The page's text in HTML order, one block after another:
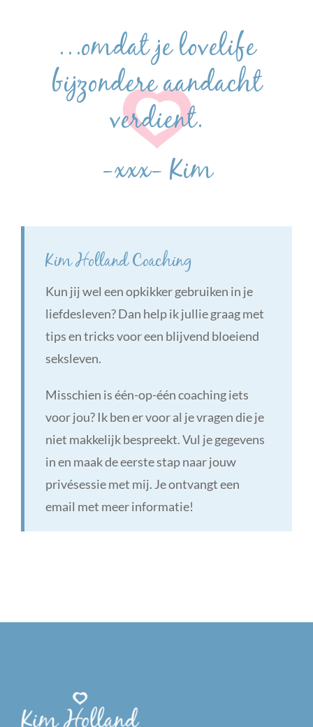
…omdat je lovelife
bijzondere aandacht
verdient.
-xxx- Kim
Kim Holland Coaching
Kun jij wel een opkikker gebruiken in je
liefdesleven? Dan help ik jullie graag met
tips en tricks voor een blijvend bloeiend
seksleven.
Misschien is één-op-één coaching iets
voor jou? Ik ben er voor al je vragen die je
niet makkelijk bespreekt. Vul je gegevens
in en maak de eerste stap naar jouw
privésessie met mij. Je ontvangt een
email met meer informatie!